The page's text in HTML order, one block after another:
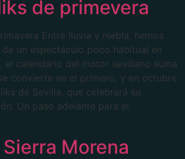
de primevera
Entre lluvia y niebla, hemos
un espectáculo poco habitual en
el calendario del motor sevillano suma
convierte en el primero, y en octubre
de Sevilla, que celebrará su
Un paso adelante para el
Morena